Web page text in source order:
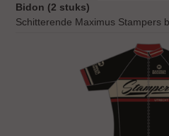
Bidon (2 stuks)
Schitterende Maximus Stampers